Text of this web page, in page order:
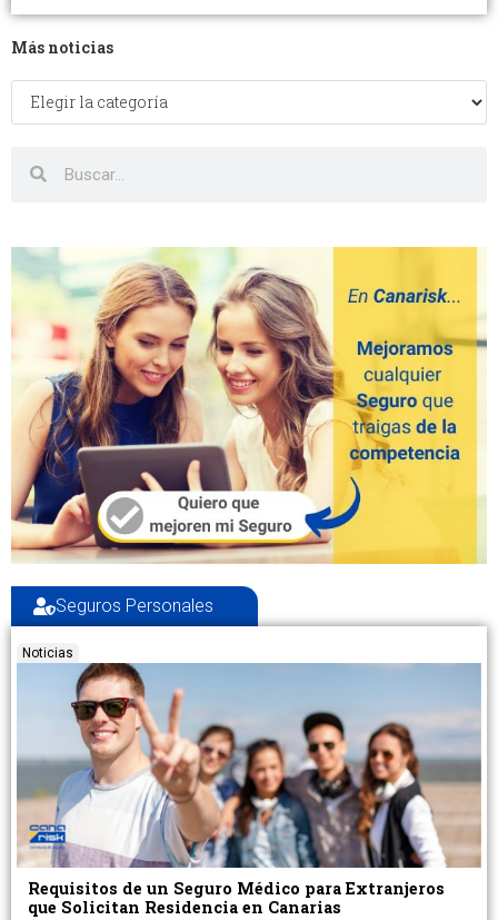
Más noticias
Seguros Personales
Noticias
Requisitos de un Seguro Médico para Extranjeros
que Solicitan Residencia en Canarias